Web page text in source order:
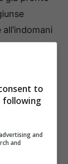
alla
tra cui una
derivanti
di
di
to
following
and
and